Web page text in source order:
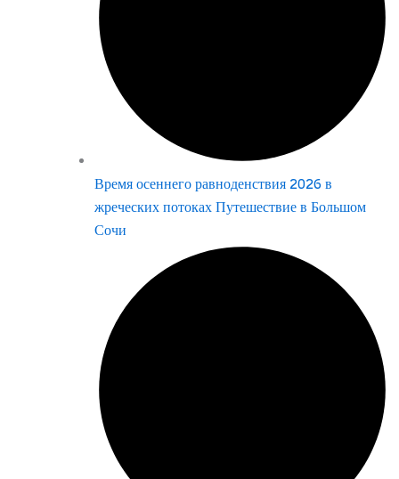
Время осеннего равноденствия 2026 в
жреческих потоках Путешествие в Большом
Сочи